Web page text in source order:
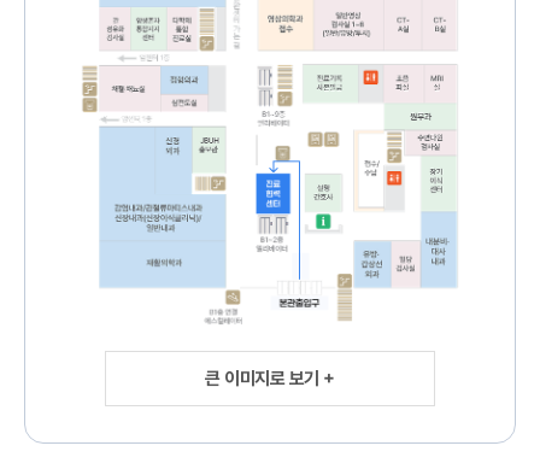
큰 이미지로 보기 +